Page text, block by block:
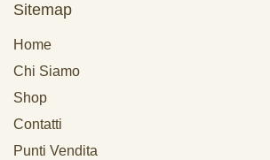
Sitemap
Home
Chi Siamo
Shop
Contatti
Punti Vendita